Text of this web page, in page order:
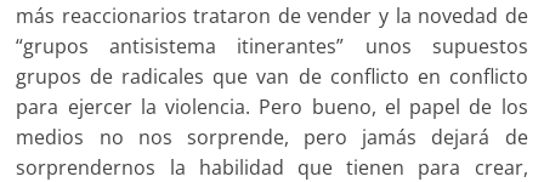
más reaccionarios trataron de vender y la novedad de
“grupos antisistema itinerantes” unos supuestos
grupos de radicales que van de conflicto en conflicto
para ejercer la violencia. Pero bueno, el papel de los
medios no nos sorprende, pero jamás dejará de
sorprendernos la habilidad que tienen para crear,